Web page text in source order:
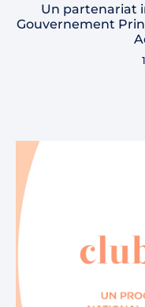
Un partenariat
Gouvernement